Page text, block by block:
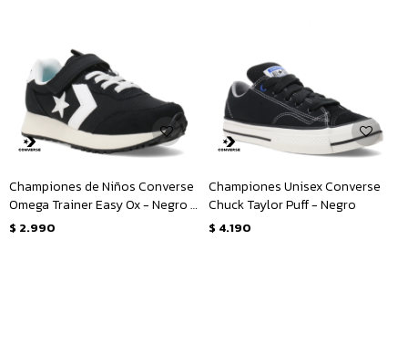
Championes de Niños Converse
Omega Trainer Easy Ox - Negro -
Blanco
$ 2.990
Championes Unisex Converse
Chuck Taylor Puff - Negro
$ 4.190